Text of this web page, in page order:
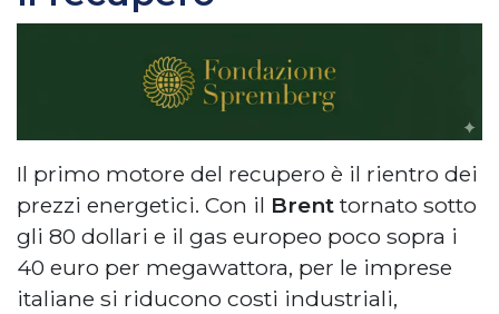
Il primo motore del recupero è il rientro dei
prezzi energetici. Con il Brent tornato sotto
gli 80 dollari e il gas europeo poco sopra i
40 euro per megawattora, per le imprese
italiane si riducono costi industriali,